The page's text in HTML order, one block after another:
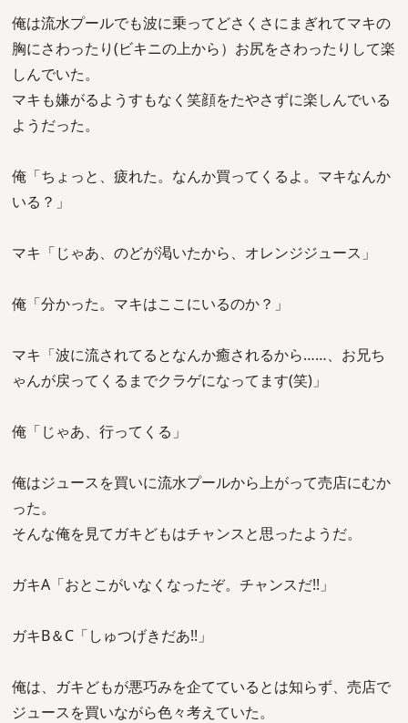
俺は流水プールでも波に乗ってどさくさにまぎれてマキの
胸にさわったり(ビキニの上から）お尻をさわったりして楽
しんでいた。
マキも嫌がるようすもなく笑顔をたやさずに楽しんでいる
ようだった。
俺「ちょっと、疲れた。なんか買ってくるよ。マキなんか
いる？」
マキ「じゃあ、のどが渇いたから、オレンジジュース」
俺「分かった。マキはここにいるのか？」
マキ「波に流されてるとなんか癒されるから……、お兄ち
ゃんが戻ってくるまでクラゲになってます(笑)」
俺「じゃあ、行ってくる」
俺はジュースを買いに流水プールから上がって売店にむか
った。
そんな俺を見てガキどもはチャンスと思ったようだ。
ガキA「おとこがいなくなったぞ。チャンスだ!!」
ガキB＆C「しゅつげきだあ!!」
俺は、ガキどもが悪巧みを企てているとは知らず、売店で
ジュースを買いながら色々考えていた。